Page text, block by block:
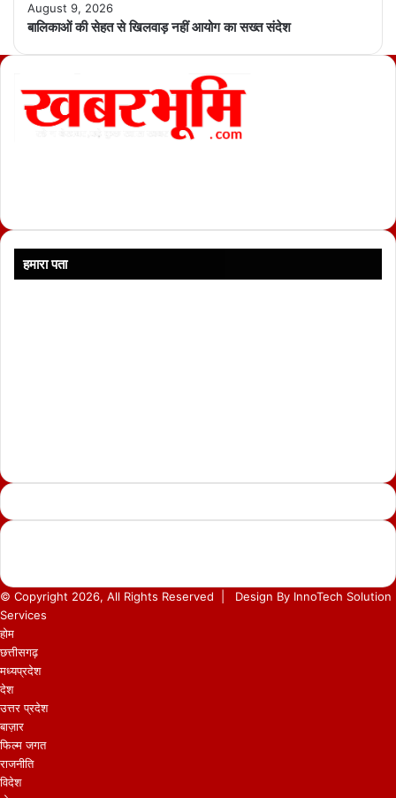
August 9, 2026
बालिकाओं की सेहत से खिलवाड़ नहीं आयोग का सख्त संदेश
हमारा पता
© Copyright 2026, All Rights Reserved | Design By InnoTech Solution
Services
होम
छत्तीसगढ़
मध्यप्रदेश
देश
उत्तर प्रदेश
बाज़ार
फिल्म जगत
राजनीति
विदेश